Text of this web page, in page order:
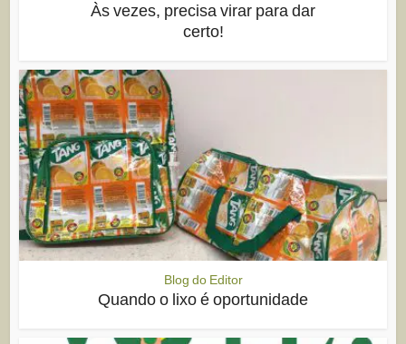
Às vezes, precisa virar para dar
certo!
Blog do Editor
Quando o lixo é oportunidade